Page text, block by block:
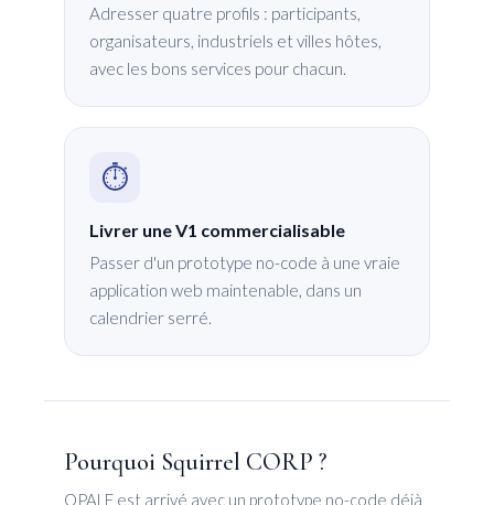
Adresser quatre profils : participants,
organisateurs, industriels et villes hôtes,
avec les bons services pour chacun.
⏱️
Livrer une V1 commercialisable
Passer d'un prototype no-code à une vraie
application web maintenable, dans un
calendrier serré.
Pourquoi Squirrel CORP ?
OPALE est arrivé avec un prototype no-code déjà